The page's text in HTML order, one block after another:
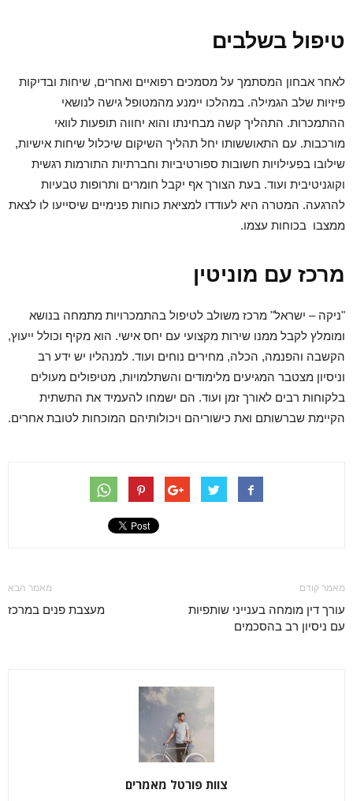
טיפול בשלבים
לאחר אבחון המסתמך על מסמכים רפואיים ואחרים, שיחות ובדיקות
פיזיות שלב הגמילה. במהלכו יימנע מהמטופל גישה לנושאי
ההתמכרות. התהליך קשה מבחינתו והוא יחווה תופעות לוואי
מורכבות. עם התאוששותו יחל תהליך השיקום שיכלול שיחות אישיות,
שילובו בפעילויות חשובות ספורטיביות וחברתיות התורמות רגשית
וקוגניטיבית ועוד. בעת הצורך אף יקבל חומרים ותרופות טבעיות
להרגעה. המטרה היא לעודדו למציאת כוחות פנימיים שיסייעו לו לצאת
ממצבו בכוחות עצמו.
מרכז עם מוניטין
"ניקה – ישראל" מרכז משולב לטיפול בהתמכרויות מתמחה בנושא
ומומלץ לקבל ממנו שירות מקצועי עם יחס אישי. הוא מקיף וכולל ייעוץ,
הקשבה והפנמה, הכלה, מחירים נוחים ועוד. למנהליו יש ידע רב
וניסיון מצטבר המגיעים מלימודים והשתלמויות, מטיפולים מעולים
בלקוחות רבים לאורך זמן ועוד. הם ישמחו להעמיד את התשתית
הקיימת שברשותם ואת כישוריהם ויכולותיהם המוכחות לטובת אחרים.
מאמר קודם
עורך דין מומחה בענייני שותפיות
עם ניסיון רב בהסכמים
מאמר הבא
מעצבת פנים במרכז
צוות פורטל מאמרים